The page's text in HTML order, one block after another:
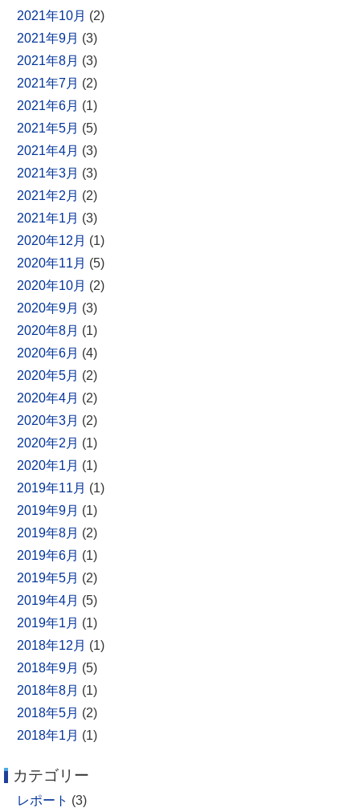
2021年10月 (2)
2021年9月 (3)
2021年8月 (3)
2021年7月 (2)
2021年6月 (1)
2021年5月 (5)
2021年4月 (3)
2021年3月 (3)
2021年2月 (2)
2021年1月 (3)
2020年12月 (1)
2020年11月 (5)
2020年10月 (2)
2020年9月 (3)
2020年8月 (1)
2020年6月 (4)
2020年5月 (2)
2020年4月 (2)
2020年3月 (2)
2020年2月 (1)
2020年1月 (1)
2019年11月 (1)
2019年9月 (1)
2019年8月 (2)
2019年6月 (1)
2019年5月 (2)
2019年4月 (5)
2019年1月 (1)
2018年12月 (1)
2018年9月 (5)
2018年8月 (1)
2018年5月 (2)
2018年1月 (1)
カテゴリー
レポート (3)